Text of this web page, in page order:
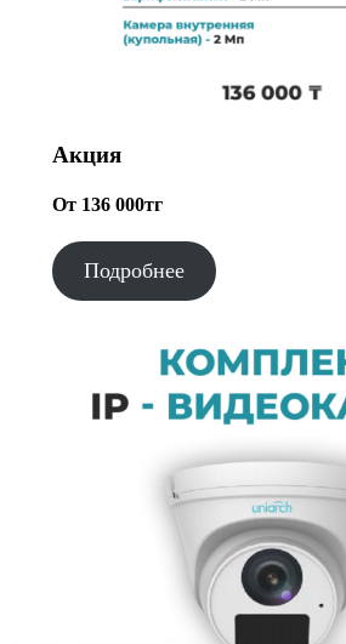
Акция
От 136 000тг
Подробнее